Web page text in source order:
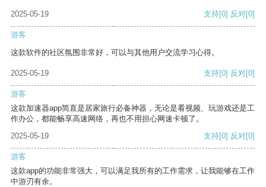
2025-05-19 支持[0] 反对[0]
游客
这款软件的社区氛围非常好，可以与其他用户交流学习心得。
2025-05-19 支持[0] 反对[0]
游客
这款加速器app简直是居家旅行必备神器，无论是看视频、玩游戏还是工
作办公，都能畅享高速网络，再也不用担心网速卡顿了。
2025-05-19
支持[0] 反对[0]
游客
这款app的功能非常强大，可以满足我所有的工作需求，让我能够在工作
中游刃有余。